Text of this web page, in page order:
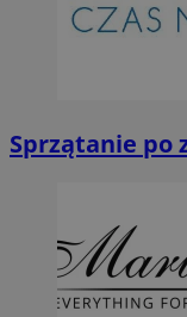
Sprzątanie po